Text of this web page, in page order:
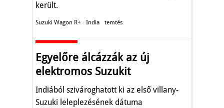
került.
Suzuki Wagon R+ India temtés
Egyelőre álcázzák az új
elektromos Suzukit
Indiából szivároghatott ki az első villany-
Suzuki leleplezésének dátuma